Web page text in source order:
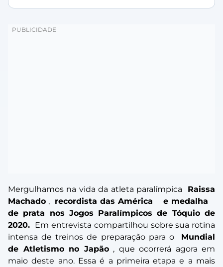
Mergulhamos na vida da atleta paralímpica
Raissa
Machado , recordista das América
e medalha
de prata nos Jogos Paralímpicos de Tóquio de
2020. Em entrevista compartilhou sobre sua rotina
intensa de treinos de preparação para o
Mundial
de Atletismo no Japão , que ocorrerá agora em
maio deste ano. Essa é a primeira etapa e a mais